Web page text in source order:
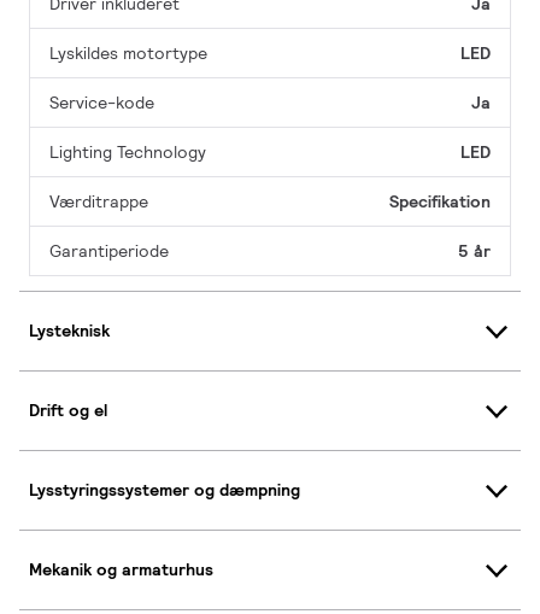
Lyskildes motortype LED
Service-kode Ja
Lighting Technology LED
Værditrappe Specifikation
Garantiperiode 5 år
Lysteknisk
Drift og el
Lysstyringssystemer og dæmpning
Mekanik og armaturhus